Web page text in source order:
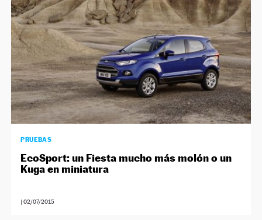
PRUEBAS
EcoSport: un Fiesta mucho más molón o un
Kuga en miniatura
|02/07/2015